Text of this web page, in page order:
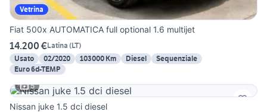
Vetrina
Fiat 500x AUTOMATICA full optional 1.6 multijet
14.200 €Latina (LT)
Usato
02/2020 103000 Km Diesel
Sequenziale
Euro 6d-TEMP
5
Nissan juke 1.5 dci diesel